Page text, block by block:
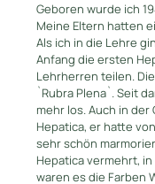
Geboren wurde ich
Meine Eltern hatten
Als ich in die Lehre
Anfang die ersten
Lehrherren teilen.
`Rubra Plena`. Seit
mehr los. Auch in
Hepatica, er hatte
sehr schön
Hepatica vermehrt,
waren es die Farben